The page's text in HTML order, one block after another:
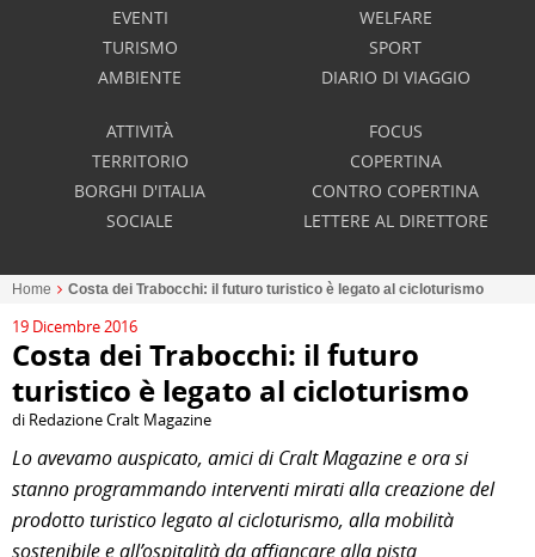
EVENTI
TURISMO
AMBIENTE
WELFARE
SPORT
DIARIO DI VIAGGIO
ATTIVITÀ
TERRITORIO
BORGHI D'ITALIA
SOCIALE
FOCUS
COPERTINA
CONTRO COPERTINA
LETTERE AL DIRETTORE
Home Costa dei Trabocchi: il futuro turistico è legato al cicloturismo
19 Dicembre 2016
Costa dei Trabocchi: il futuro
turistico è legato al cicloturismo
di Redazione Cralt Magazine
Lo avevamo auspicato, amici di Cralt Magazine e ora si
stanno programmando interventi mirati alla creazione del
prodotto turistico legato al cicloturismo, alla mobilità
sostenibile e all’ospitalità da affiancare alla pista